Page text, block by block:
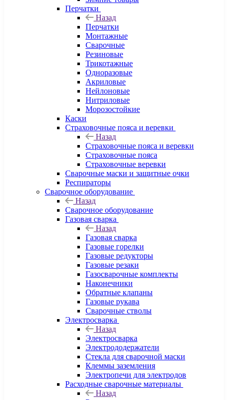
Перчатки
Назад
Перчатки
Монтажные
Сварочные
Резиновые
Трикотажные
Одноразовые
Акриловые
Нейлоновые
Нитриловые
Морозостойкие
Каски
Страховочные пояса и веревки
Назад
Страховочные пояса и веревки
Страховочные пояса
Страховочные веревки
Сварочные маски и защитные очки
Респираторы
Сварочное оборудование
Назад
Сварочное оборудование
Газовая сварка
Назад
Газовая сварка
Газовые горелки
Газовые редукторы
Газовые резаки
Газосварочные комплекты
Наконечники
Обратные клапаны
Газовые рукава
Сварочные стволы
Электросварка
Назад
Электросварка
Электрододержатели
Стекла для сварочной маски
Клеммы заземления
Электропечи для электродов
Расходные сварочные материалы
Назад